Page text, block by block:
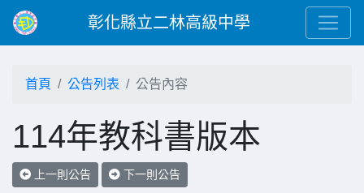
彰化縣立二林高級中學
首頁 公告列表 公告內容
114年教科書版本
上一則公告 下一則公告